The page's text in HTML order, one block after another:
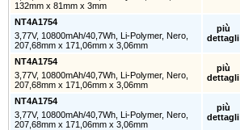
132mm x 81mm x 3mm
NT4A1754
3,77V, 10800mAh/40,7Wh, Li-Polymer, Nero,
207,68mm x 171,06mm x 3,06mm
più
dettagli
NT4A1754
3,77V, 10800mAh/40,7Wh, Li-Polymer, Nero,
207,68mm x 171,06mm x 3,06mm
più
dettagli
NT4A1754
3,77V, 10800mAh/40,7Wh, Li-Polymer, Nero,
207,68mm x 171,06mm x 3,06mm
più
dettagli